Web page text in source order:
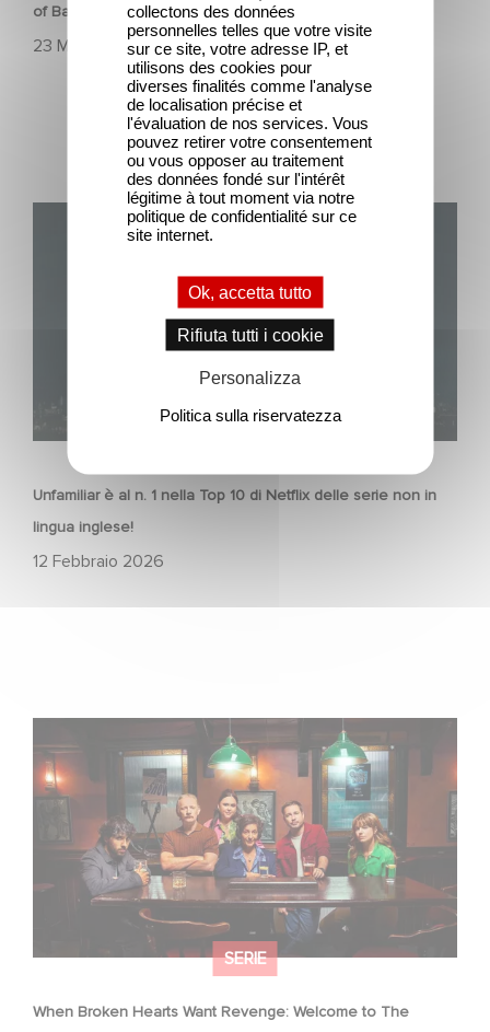
of Banco Popular
23 Marzo 2026
Unfamiliar è al n. 1 nella Top 10 di Netflix delle serie non in
lingua inglese!
12 Febbraio 2026
Unfamiliar è al n. 1 nella Top 10 di Netflix delle serie non in
lingua inglese!
SERIE
When Broken Hearts Want Revenge: Welcome to The
When Broken Hearts Want Revenge: Welcome to The
Revenge Club
collectons des données
personnelles telles que votre visite
sur ce site, votre adresse IP, et
utilisons des cookies pour
diverses finalités comme l'analyse
de localisation précise et
l'évaluation de nos services. Vous
pouvez retirer votre consentement
ou vous opposer au traitement
des données fondé sur l'intérêt
légitime à tout moment via notre
politique de confidentialité sur ce
site internet.
Ok, accetta tutto
Rifiuta tutti i cookie
Personalizza
Politica sulla riservatezza